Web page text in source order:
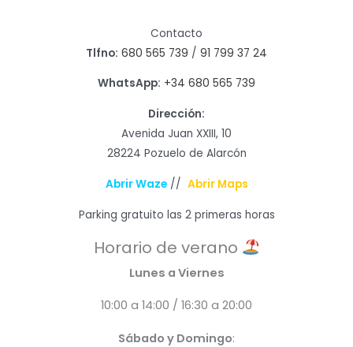
Contacto
Tlfno: 680 565 739 / 91 799 37 24
WhatsApp: +34 680 565 739
Dirección:
Avenida Juan XXIII, 10
28224 Pozuelo de Alarcón
Abrir Waze// Abrir Maps
Parking gratuito las 2 primeras horas
Horario de verano
Lunes a Viernes
10:00 a 14:00 / 16:30 a 20:00
Sábado y Domingo: